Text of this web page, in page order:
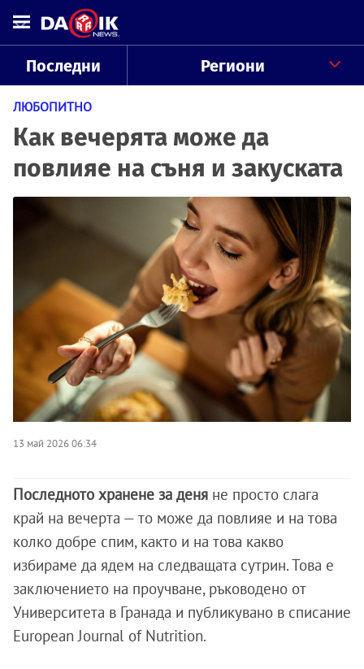
Последни Региони
ЛЮБОПИТНО
Как вечерята може да
повлияе на съня и закуската
13 май 2026 06:34
Последното хранене за деня не просто слага
край на вечерта — то може да повлияе и на това
колко добре спим, както и на това какво
избираме да ядем на следващата сутрин. Това е
заключението на проучване, ръководено от
Университета в Гранада и публикувано в списание
European Journal of Nutrition.